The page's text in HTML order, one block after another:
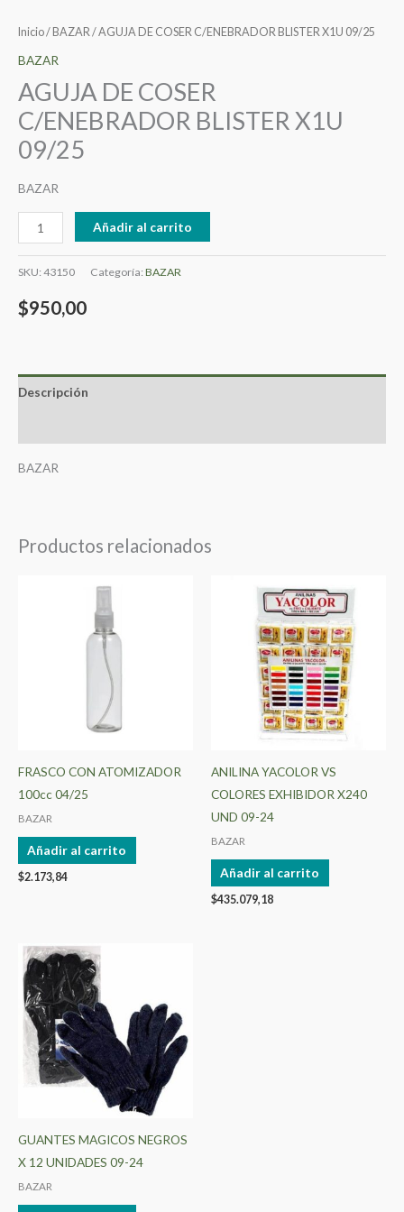
Inicio/ BAZAR/ AGUJA DE COSER C/ENEBRADOR BLISTER X1U 09/25
BAZAR
AGUJA DE COSER
C/ENEBRADOR BLISTER X1U
09/25
BAZAR
Añadir al carrito
SKU: 43150 Categoría: BAZAR
$950,00
Descripción
BAZAR
Productos relacionados
FRASCO CON ATOMIZADOR
100cc 04/25
BAZAR
Añadir al carrito
$2.173,84
ANILINA YACOLOR VS
COLORES EXHIBIDOR X240
UND 09-24
BAZAR
Añadir al carrito
$435.079,18
GUANTES MAGICOS NEGROS
X 12 UNIDADES 09-24
BAZAR